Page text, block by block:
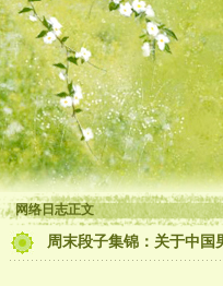
网络日志正文
周末段子集锦：关于中国